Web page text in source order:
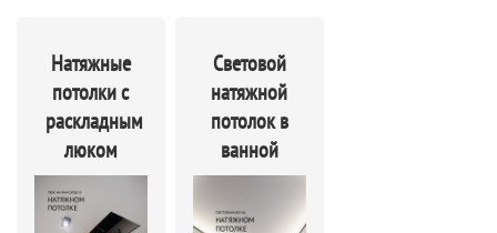
Натяжные
потолки с
раскладным
люком
Световой
натяжной
потолок в
ванной